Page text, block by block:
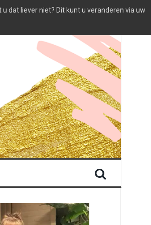
dat liever niet? Dit kunt u veranderen via uw